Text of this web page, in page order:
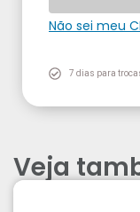
Não sei meu
7 dias para
Veja